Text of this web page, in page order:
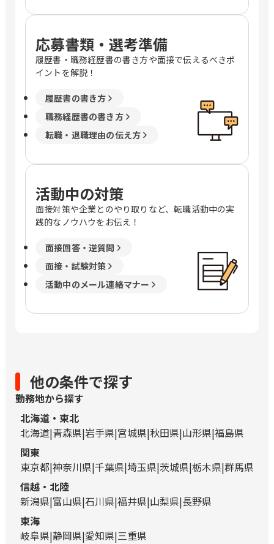
応募書類・選考準備
履歴書・職務経歴書の書き方や面接で伝えるべきポ
イントを解説！
履歴書の書き方
職務経歴書の書き方
転職・退職理由の伝え方
活動中の対策
面接対策や企業とのやり取りなど、転職活動中の実
践的なノウハウをお伝え！
面接回答・逆質問
面接・試験対策
活動中のメール連絡マナー
他の条件で探す
勤務地から探す
北海道・東北
北海道 青森県 岩手県 宮城県 秋田県 山形県 福島県
関東
東京都 神奈川県 千葉県 埼玉県 茨城県 栃木県 群馬県
信越・北陸
新潟県 富山県 石川県 福井県 山梨県 長野県
東海
岐阜県 静岡県 愛知県 三重県